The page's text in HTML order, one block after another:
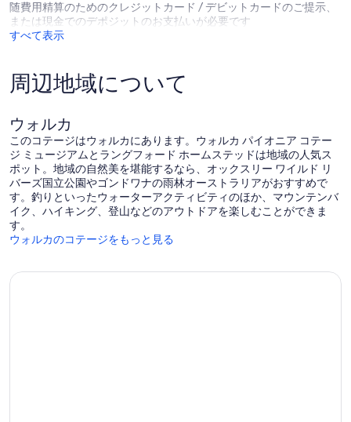
中心部まで歩いてすぐで、このエリアの平和と静けさを愛するでし
ょう。 あなたが必要とするすべてといくつかの良いカフェ。 クラ
フトショップはよく知られ、素晴らしいです。また、子供用クラフ
きます！
バレービューズは、居心地の良い暖炉のそばでくつろぐのに最適な
ください。 またお会いしましょう。
Walchaの夏の気候は心地よく、標高は1067mです。 -平均25デグ
レ、最小12デグレ、冬最大12デグレ、最小-2度
取り消し規約
30日以上前のキャンセルには、50ドルの手数料がかかります。
キャンセルは30日以内に7日以上前に行われ、50％の料金が発生し
ます
7日未満のキャンセルは100％の料金が発生します
随費用精算のためのクレジットカード / デビットカードのご提示、
または現金でのデポジットのお支払いが必要です
すべて表示
周辺地域について
ウォルカ
このコテージはウォルカにあります。ウォルカ パイオニア コテー
ジ ミュージアムとラングフォード ホームステッドは地域の人気ス
ポット。地域の自然美を堪能するなら、オックスリー ワイルド リ
バーズ国立公園やゴンドワナの雨林オーストラリアがおすすめで
す。釣りといったウォーターアクティビティのほか、マウンテンバ
イク、ハイキング、登山などのアウトドアを楽しむことができま
す。
ウォルカのコテージをもっと見る